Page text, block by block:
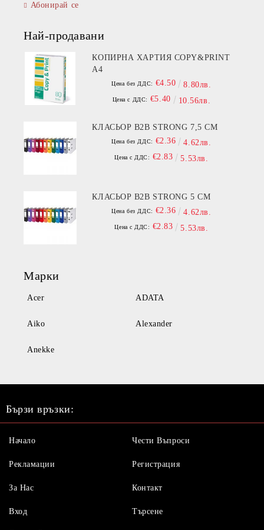
Абонирай се
Най-продавани
КОПИРНА ХАРТИЯ COPY&PRINT
A4
Цена без ДДС: €4.50 8.80лв.
Цена с ДДС: €5.40 10.56лв.
КЛАСЬОР B2B STRONG 7,5 СМ
Цена без ДДС: €2.36 4.62лв.
Цена с ДДС: €2.83 5.53лв.
КЛАСЬОР B2B STRONG 5 СМ
Цена без ДДС: €2.36 4.62лв.
Цена с ДДС: €2.83 5.53лв.
Марки
Acer ADATA
Aiko Alexander
Anekke
Бързи връзки:
Начало
Рекламации
За Нас
Вход
Чести Въпроси
Регистрация
Контакт
Търсене